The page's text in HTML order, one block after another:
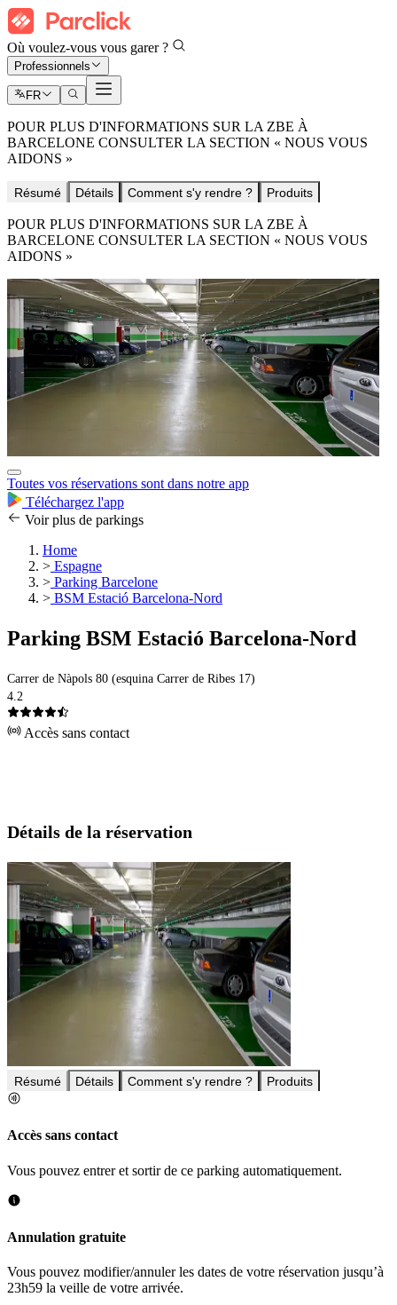
Où voulez-vous vous garer ?
Professionnels
FR
POUR PLUS D'INFORMATIONS SUR LA ZBE À
BARCELONE CONSULTER LA SECTION « NOUS VOUS
AIDONS »
Résumé Détails Comment s'y rendre ? Produits
POUR PLUS D'INFORMATIONS SUR LA ZBE À
BARCELONE CONSULTER LA SECTION « NOUS VOUS
AIDONS »
Toutes vos réservations sont dans notre app
Téléchargez l'app
Voir plus de parkings
Home
> Espagne
> Parking Barcelone
> BSM Estació Barcelona-Nord
Parking BSM Estació Barcelona-Nord
Carrer de Nàpols 80 (esquina Carrer de Ribes 17)
4.2
Accès sans contact
Détails de la réservation
Résumé Détails Comment s'y rendre ? Produits
Accès sans contact
Vous pouvez entrer et sortir de ce parking automatiquement.
Annulation gratuite
Vous pouvez modifier/annuler les dates de votre réservation jusqu’à
23h59 la veille de votre arrivée.